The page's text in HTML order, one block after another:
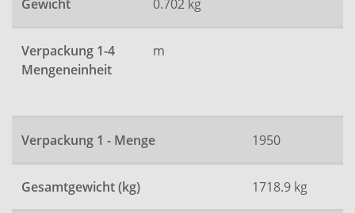
Gewicht 0.702 kg
Verpackung 1-4
Mengeneinheit
m
Verpackung 1 - Menge 1950
Gesamtgewicht (kg) 1718.9 kg